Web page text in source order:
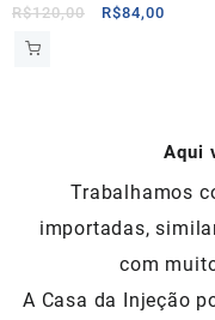
R$120,00
O
R$84,00
Aqui
Trabalhamos
importadas,
com
A Casa da Injeção